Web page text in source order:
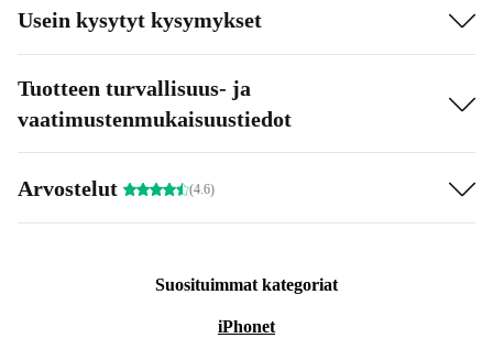
Usein kysytyt kysymykset
Tuotteen turvallisuus- ja
vaatimustenmukaisuustiedot
Arvostelut (4.6)
Suosituimmat kategoriat
iPhonet